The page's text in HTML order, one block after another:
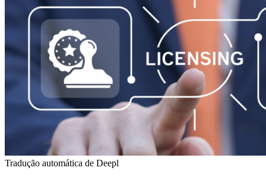
Tradução automática de Deepl